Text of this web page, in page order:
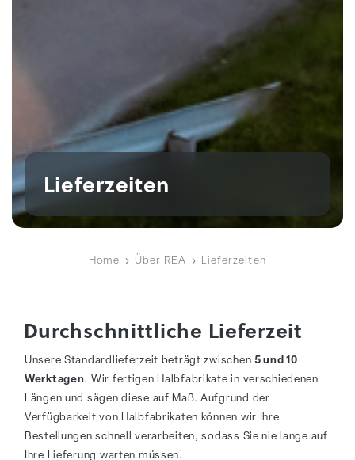
Lieferzeiten
Home Über REA Lieferzeiten
Durchschnittliche Lieferzeit
Unsere Standardlieferzeit beträgt zwischen 5 und 10
Werktagen. Wir fertigen Halbfabrikate in verschiedenen
Längen und sägen diese auf Maß. Aufgrund der
Verfügbarkeit von Halbfabrikaten können wir Ihre
Bestellungen schnell verarbeiten, sodass Sie nie lange auf
Ihre Lieferung warten müssen.